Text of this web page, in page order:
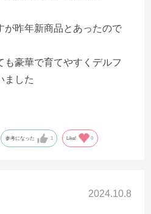
が昨年新商品とあったので
も豪華で育てやすくデルフ
ました
参考になった 1 Like! 0
2024.10.8